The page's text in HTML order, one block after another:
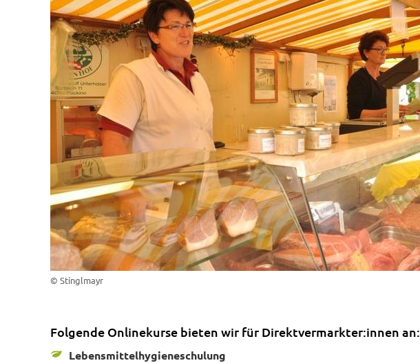
© Stinglmayr
Folgende Onlinekurse bieten wir für Direktvermarkter:innen an:
Lebensmittelhygieneschulung